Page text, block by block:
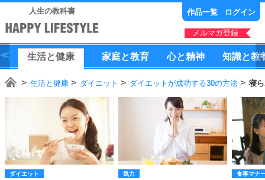
人生の教科書 作品一覧 ログイン
メルマガ登録
生活と健康 家庭と教育 心と精神 知識と教
生活と健康 ダイエット ダイエットが成功する30の方法 寝
ダイエット 気力 食事マナ